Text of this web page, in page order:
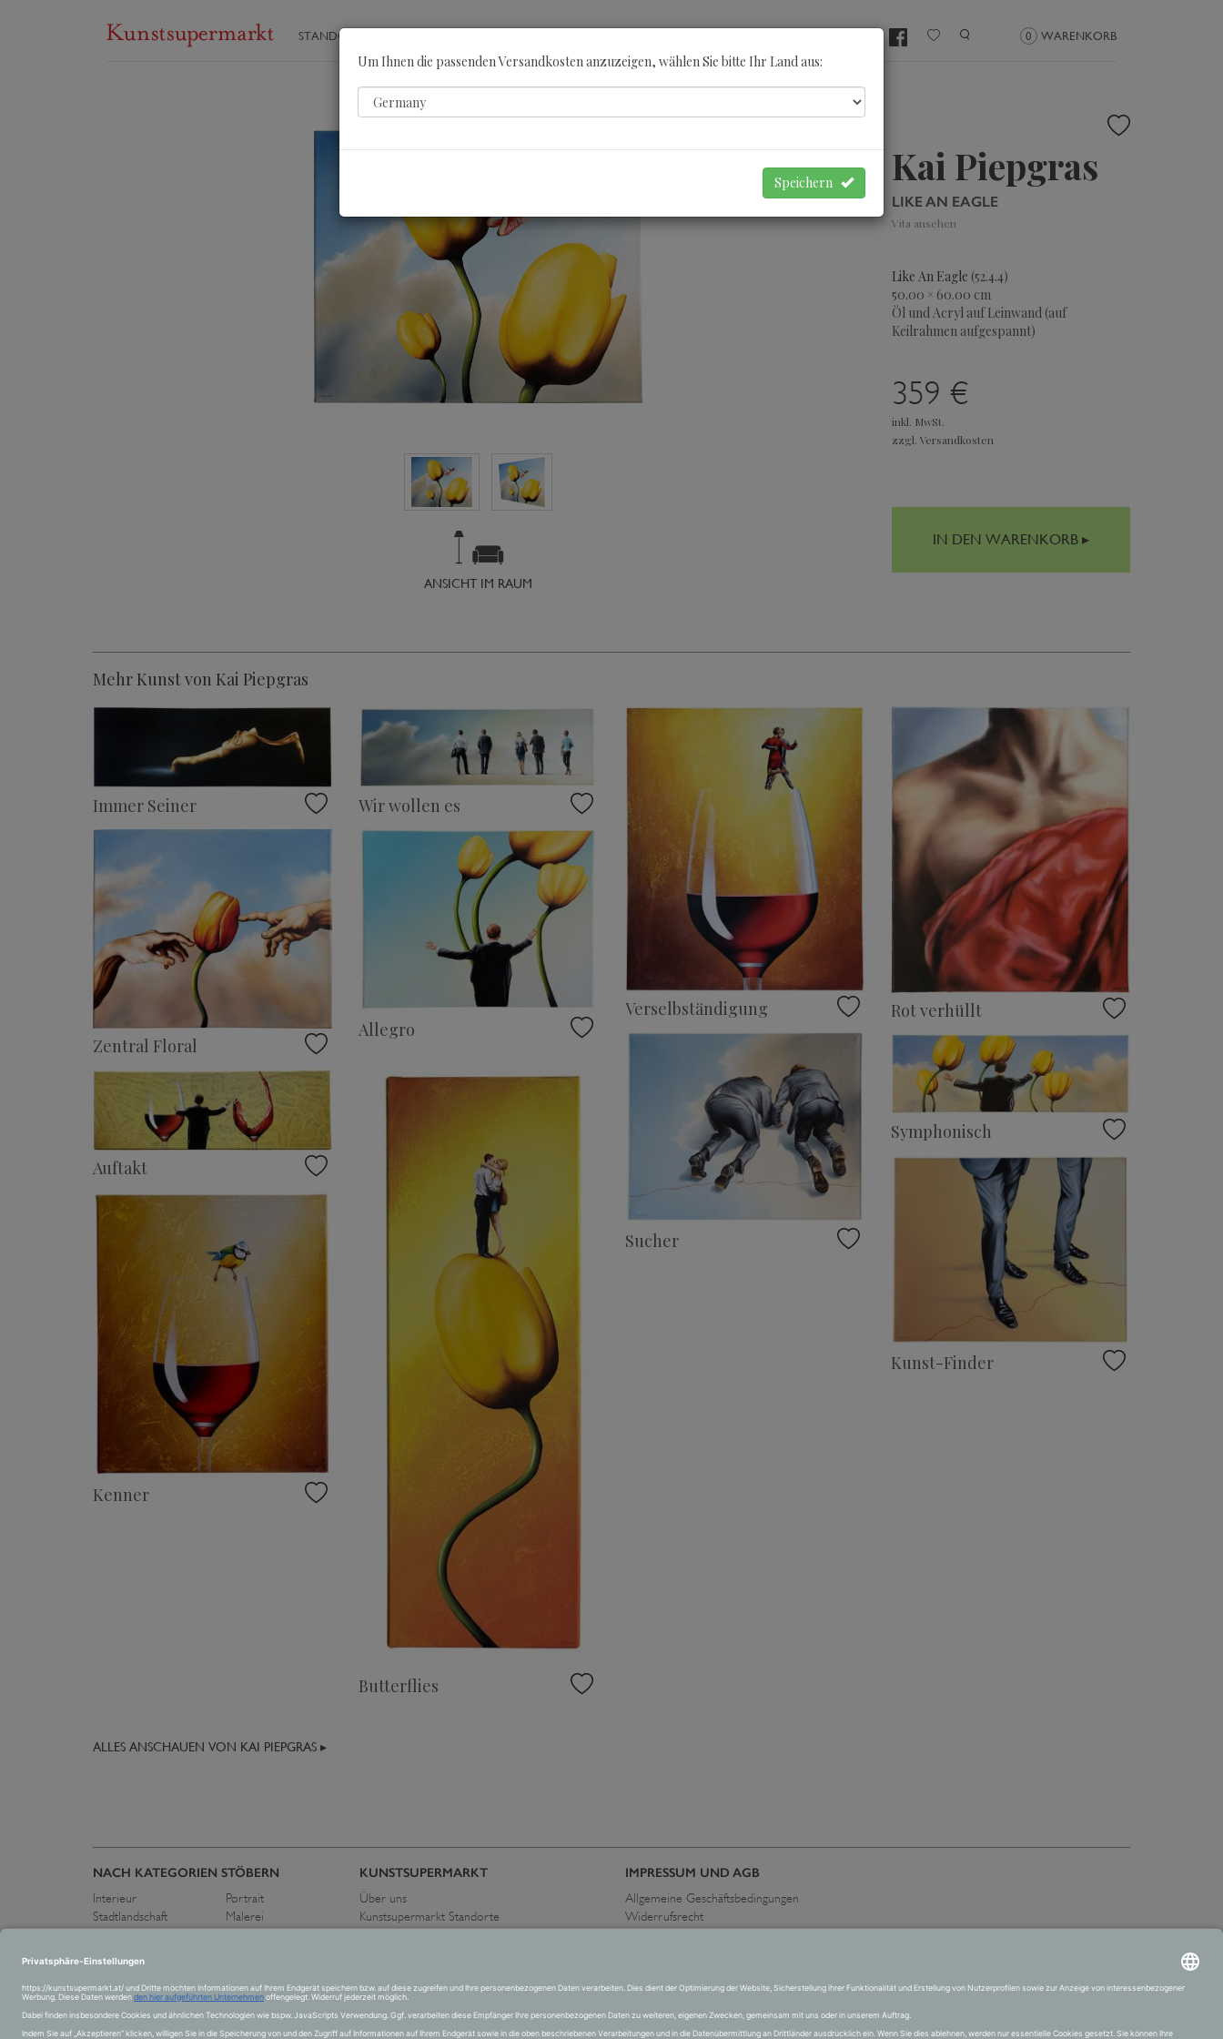
STANDORTE 0 WARENKORB
ANSICHT IM RAUM
Kai Piepgras
LIKE AN EAGLE
Vita ansehen
Like An Eagle (52.4.4)
50.00 × 60.00 cm
Öl und Acryl auf Leinwand (auf
Keilrahmen aufgespannt)
359 €
inkl. MwSt.
zzgl. Versandkosten
IN DEN WARENKORB ▸
Mehr Kunst von Kai Piepgras
Immer Seiner Wir wollen es
Verselbständigung
Rot verhüllt
Allegro
Zentral Floral
Sucher
Symphonisch
Butterflies
Auftakt
Kunst-Finder
Kenner
ALLES ANSCHAUEN VON KAI PIEPGRAS ▸
NACH KATEGORIEN STÖBERN
Interieur
Stadtlandschaft
Flora und Fauna
Landschaft
Abstrakt
Figurativ
Portrait
Malerei
Zeichnung
Collage
KUNSTSUPERMARKT
Über uns
Kunstsupermarkt Standorte
Pressestimmen
IMPRESSUM UND AGB
Allgemeine Geschäftsbedingungen
Widerrufsrecht
Datenschutzerklärung
Versand und Zahlung
Um Ihnen die passenden Versandkosten anzuzeigen, wählen Sie bitte Ihr Land aus:
Speichern